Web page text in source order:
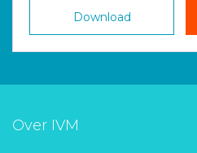
Download
Over IVM